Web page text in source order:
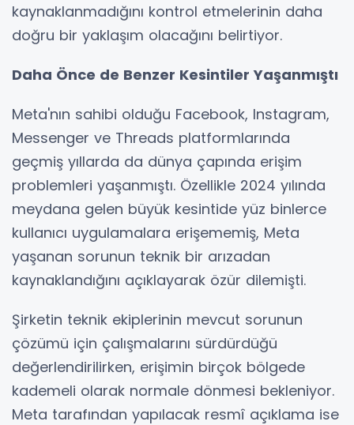
kaynaklanmadığını kontrol etmelerinin daha
doğru bir yaklaşım olacağını belirtiyor.
Daha Önce de Benzer Kesintiler Yaşanmıştı
Meta'nın sahibi olduğu Facebook, Instagram,
Messenger ve Threads platformlarında
geçmiş yıllarda da dünya çapında erişim
problemleri yaşanmıştı. Özellikle 2024 yılında
meydana gelen büyük kesintide yüz binlerce
kullanıcı uygulamalara erişememiş, Meta
yaşanan sorunun teknik bir arızadan
kaynaklandığını açıklayarak özür dilemişti.
Şirketin teknik ekiplerinin mevcut sorunun
çözümü için çalışmalarını sürdürdüğü
değerlendirilirken, erişimin birçok bölgede
kademeli olarak normale dönmesi bekleniyor.
Meta tarafından yapılacak resmî açıklama ise